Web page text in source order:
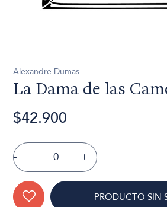
Alexandre Dumas
La Dama de las
$42.900
- +
PRODUCTO SIN